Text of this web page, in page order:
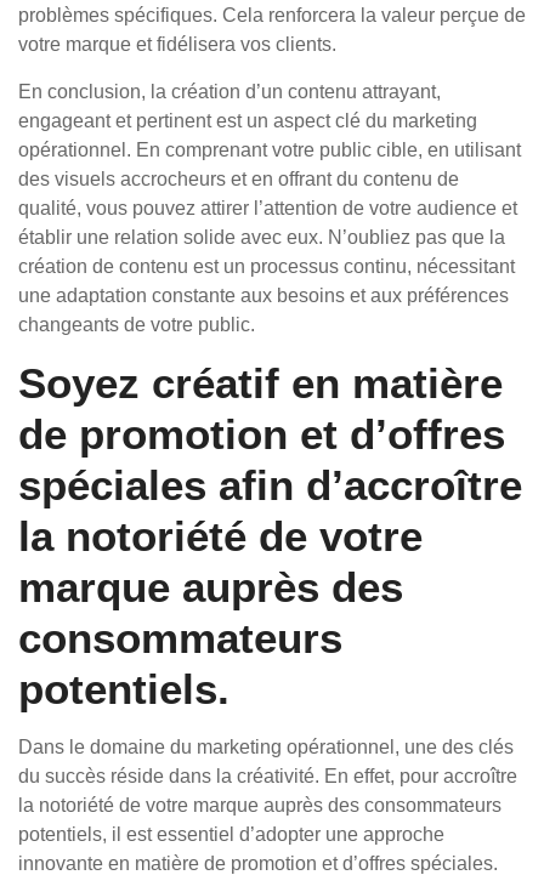
problèmes spécifiques. Cela renforcera la valeur perçue de
votre marque et fidélisera vos clients.
En conclusion, la création d’un contenu attrayant,
engageant et pertinent est un aspect clé du marketing
opérationnel. En comprenant votre public cible, en utilisant
des visuels accrocheurs et en offrant du contenu de
qualité, vous pouvez attirer l’attention de votre audience et
établir une relation solide avec eux. N’oubliez pas que la
création de contenu est un processus continu, nécessitant
une adaptation constante aux besoins et aux préférences
changeants de votre public.
Soyez créatif en matière
de promotion et d’offres
spéciales afin d’accroître
la notoriété de votre
marque auprès des
consommateurs
potentiels.
Dans le domaine du marketing opérationnel, une des clés
du succès réside dans la créativité. En effet, pour accroître
la notoriété de votre marque auprès des consommateurs
potentiels, il est essentiel d’adopter une approche
innovante en matière de promotion et d’offres spéciales.